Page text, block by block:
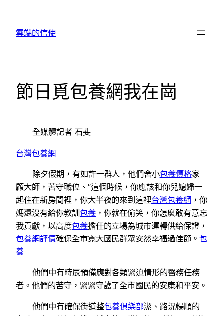
雲端的信使
節日覓包養網我在崗
全媒體記者 石斐
台灣包養網
除夕假期，有如許一群人，他們舍小包養價格家
顧大師，苦守職位、“這個時候，你應該和你兒媳婦一
起住在新房間裡，你大半夜的來到這裡台灣包養網 ，你
媽還沒有給你教訓包養 ，你就在偷笑，你怎麼敢有意忘
我貢獻，以高度包養擔任的立場為城市運轉供給保證，
包養網評價確保全市寬大國民群眾安然幸福過佳節。 包
養
他們中有時辰預備應對各類緊迫情形的醫務任務
者。他們的苦守，緊緊守護了全市國民的安康和平安。
他們中有確保街道整包養俱樂部潔、路況暢順的